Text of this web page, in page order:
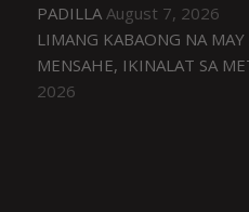
PADILLA August 7, 2026
LIMANG KABAONG NA
MENSAHE, IKINALAT SA
2026